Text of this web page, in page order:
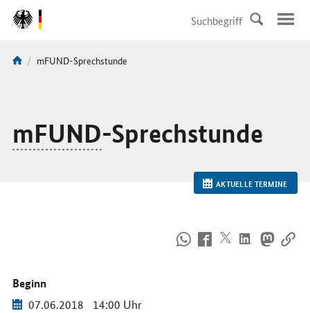
DirektZu:
Navigation
Sie
Aktuelle
mFUND-Sprechstunde
mFUND-Sprechstunde
AKTUELLE TERMINE
uns
im
Internet
Beginn
07.06.2018 14:00 Uhr